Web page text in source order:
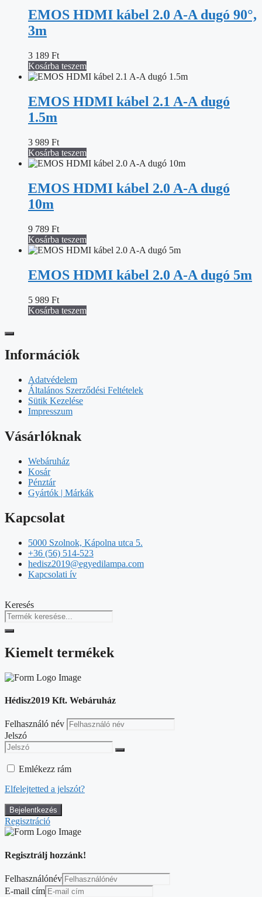
EMOS HDMI kábel 2.0 A-A dugó 90°,
3m
3 189 Ft
Kosárba teszem
EMOS HDMI kábel 2.1 A-A dugó
1.5m
3 989 Ft
Kosárba teszem
EMOS HDMI kábel 2.0 A-A dugó
10m
9 789 Ft
Kosárba teszem
EMOS HDMI kábel 2.0 A-A dugó 5m
5 989 Ft
Kosárba teszem
Információk
Adatvédelem
Általános Szerződési Feltételek
Sütik Kezelése
Impresszum
Vásárlóknak
Webáruház
Kosár
Pénztár
Gyártók | Márkák
Kapcsolat
5000 Szolnok, Kápolna utca 5.
+36 (56) 514-523
hedisz2019@egyedilampa.com
Kapcsolati ív
Keresés
Kiemelt termékek
Hédisz2019 Kft. Webáruház
Felhasználó név
Jelszó
Emlékezz rám
Elfelejtetted a jelszót?
Regisztráció
Regisztrálj hozzánk!
Felhasználónév
E-mail cím